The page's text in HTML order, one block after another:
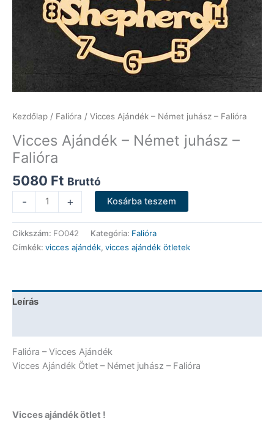
Kezdőlap / Falióra / Vicces Ajándék – Német juhász – Falióra
Vicces Ajándék – Német juhász –
Falióra
5080 Ft Bruttó
-
Ajándék
-
Német
juhász
mennyiség
+ Kosárba teszem
Cikkszám: FO042 Kategória: Falióra
Címkék: vicces ajándék, vicces ajándék ötletek
Leírás
Falióra – Vicces Ajándék
Vicces Ajándék Ötlet – Német juhász – Falióra
Vicces ajándék ötlet !